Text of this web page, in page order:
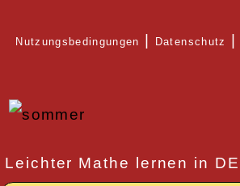
zum
Nutzungsbedingungen Datenschutz
Leichter Mathe lernen in